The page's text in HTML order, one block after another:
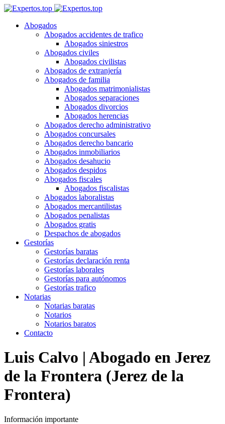
Abogados
Abogados accidentes de trafico
Abogados siniestros
Abogados civiles
Abogados civilistas
Abogados de extranjería
Abogados de familia
Abogados matrimonialistas
Abogados separaciones
Abogados divorcios
Abogados herencias
Abogados derecho administrativo
Abogados concursales
Abogados derecho bancario
Abogados inmobiliarios
Abogados desahucio
Abogados despidos
Abogados fiscales
Abogados fiscalistas
Abogados laboralistas
Abogados mercantilistas
Abogados penalistas
Abogados gratis
Despachos de abogados
Gestorías
Gestorías baratas
Gestorías declaración renta
Gestorías laborales
Gestorías para autónomos
Gestorías trafico
Notarias
Notarias baratas
Notarios
Notarios baratos
Contacto
Luis Calvo | Abogado en Jerez
de la Frontera (Jerez de la
Frontera)
Información importante